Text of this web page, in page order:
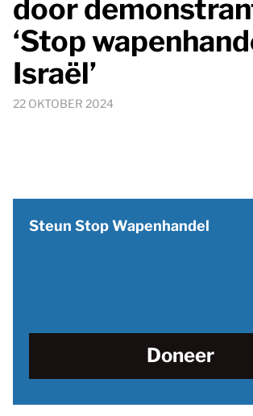
door
‘Stop
Israël’
22 OKTOBER 2024
Steun Stop Wapenhandel
Doneer